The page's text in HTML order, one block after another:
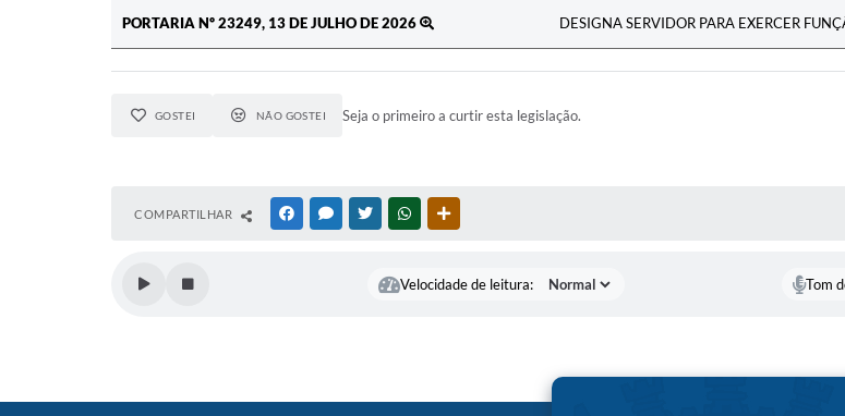
PORTARIA Nº 23249, 13 DE JULHO DE 2026 DESIGNA SERVIDOR PARA EXERCER
GOSTEI NÃO GOSTEI Seja o primeiro a curtir esta legislação.
COMPARTILHAR FACEBOOKMESSENGER
TWITTERWHATSAPP
Velocidade de leitura: Tom